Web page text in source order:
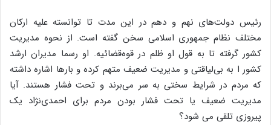
رئیس دولت‌های نهم و دهم در این مدت تا توانسته علیه ارکان
مختلف نظام جمهوری اسلامی سخن گفته است. از نحوه مدیریت
کشور گرفته تا به قول او ظلم در قوه‌قضائیه. او رسما مدیران ارشد
کشور ا به بی‌لیاقتی و مدیریت ضعیف متهم کرده و بارها اشاره داشته
که مردم در شرایط سختی به سر می‌برند و تحت فشار هستند. آیا
مدیریت ضعیف یا تحت فشار بودن مردم برای احمدی‌نژاد یک
پیروزی تلقی می شود؟